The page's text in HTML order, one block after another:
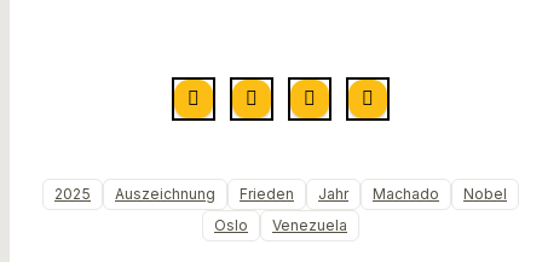
2025 Auszeichnung Frieden Jahr Machado
Nobel
Oslo
Venezuela